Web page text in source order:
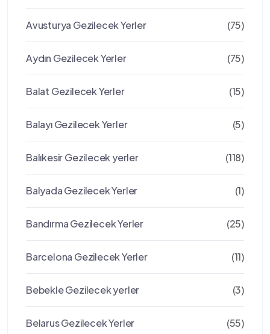
Avusturya Gezilecek Yerler (75)
Aydın Gezilecek Yerler (75)
Balat Gezilecek Yerler (15)
Balayı Gezilecek Yerler (5)
Balıkesir Gezilecek yerler (118)
Balyada Gezilecek Yerler (1)
Bandırma Gezilecek Yerler (25)
Barcelona Gezilecek Yerler (11)
Bebekle Gezilecek yerler (3)
Belarus Gezilecek Yerler (55)